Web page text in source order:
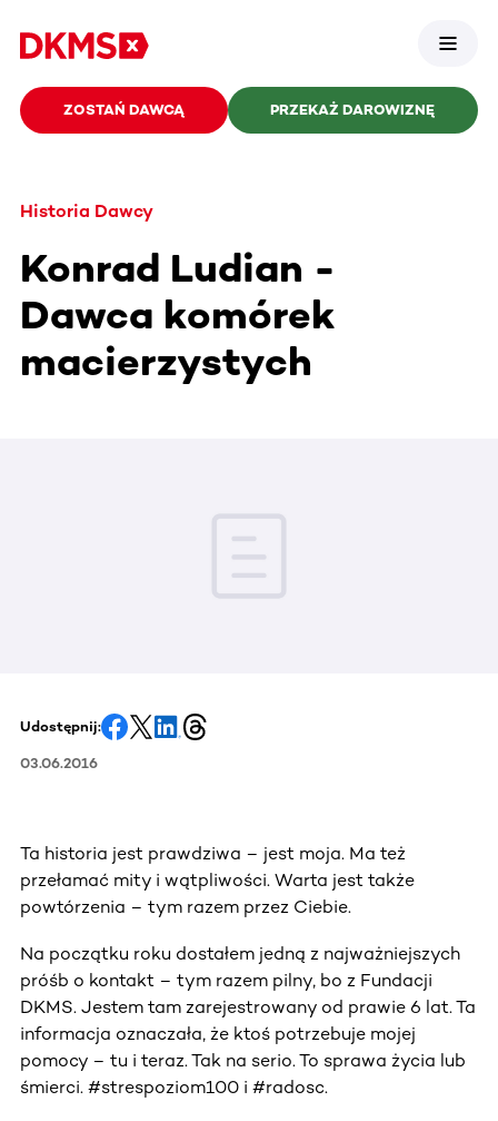
ZOSTAŃ DAWCĄ PRZEKAŻ DAROWIZNĘ
Historia Dawcy
Konrad Ludian -
Dawca komórek
macierzystych
Udostępnij:
03.06.2016
Ta historia jest prawdziwa – jest moja. Ma też
przełamać mity i wątpliwości. Warta jest także
powtórzenia – tym razem przez Ciebie.
Na początku roku dostałem jedną z najważniejszych
próśb o kontakt – tym razem pilny, bo z Fundacji
DKMS. Jestem tam zarejestrowany od prawie 6 lat. Ta
informacja oznaczała, że ktoś potrzebuje mojej
pomocy – tu i teraz. Tak na serio. To sprawa życia lub
śmierci. ‪#‎strespoziom100‬ i ‪#‎radosc‬.